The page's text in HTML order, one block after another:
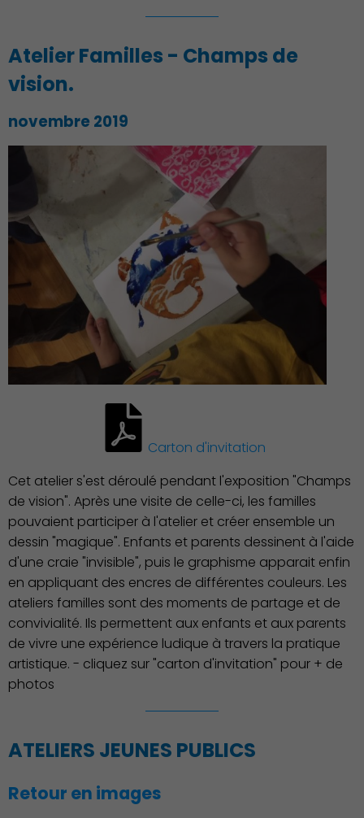
Économie Commerce
Emploi
Atelier Familles - Champs de
vision.
novembre 2019
Carton d'invitation
Cet atelier s'est déroulé pendant l'exposition "Champs
de vision". Après une visite de celle-ci, les familles
pouvaient participer à l'atelier et créer ensemble un
dessin "magique". Enfants et parents dessinent à l'aide
d'une craie "invisible", puis le graphisme apparait enfin
en appliquant des encres de différentes couleurs. Les
ateliers familles sont des moments de partage et de
convivialité. Ils permettent aux enfants et aux parents
de vivre une expérience ludique à travers la pratique
artistique. - cliquez sur "carton d'invitation" pour + de
photos
ATELIERS JEUNES PUBLICS
Retour en images